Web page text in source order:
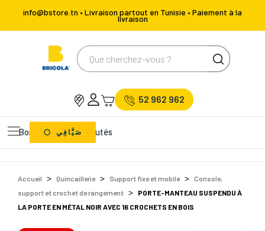
info@bstore.tn • Livraison partout en Tunisie • Paiement à la
livraison
52 962 962
Bons Plans Nouveautés
صَيَّافِي
Accueil Quincaillerie Support fixe et mobile
Console,
support et crochet de rangement
PORTE-MANTEAU SUSPENDU À
LA PORTE EN MÉTAL NOIR AVEC 16 CROCHETS EN BOIS